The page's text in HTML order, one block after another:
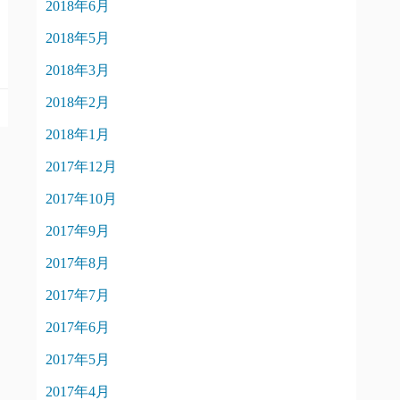
2018年6月
2018年5月
2018年3月
2018年2月
2018年1月
2017年12月
2017年10月
2017年9月
2017年8月
2017年7月
2017年6月
2017年5月
2017年4月